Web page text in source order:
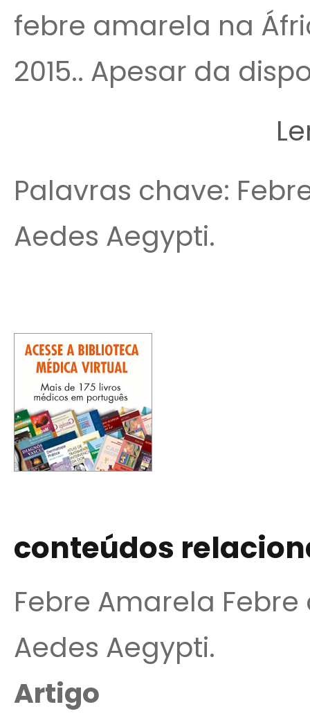
febre amarela na
2015.. Apesar da
Palavras chave:
Aedes Aegypti.
conteúdos
Febre Amarela
Aedes Aegypti.
Artigo